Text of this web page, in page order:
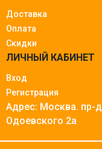
Доставка
Оплата
Скидки
ЛИЧНЫЙ КАБИНЕТ
Вход
Регистрация
Адрес: Москва. пр-д
Одоевского 2а